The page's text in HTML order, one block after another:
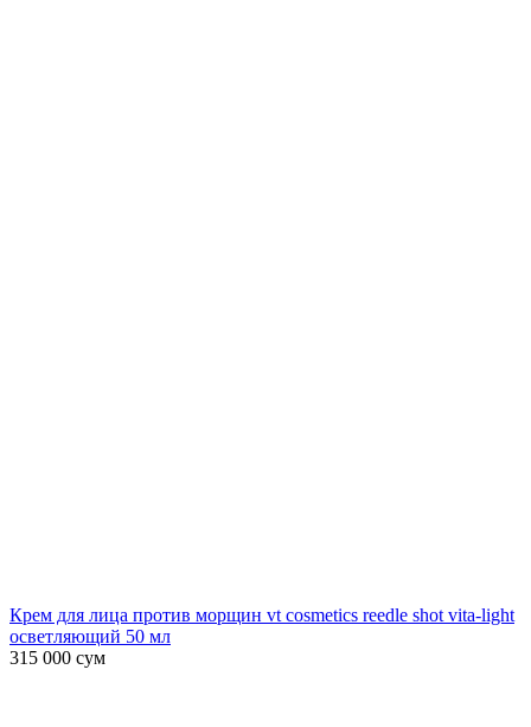
Крем для лица против морщин vt cosmetics reedle shot vita-light
осветляющий 50 мл
315 000 сум